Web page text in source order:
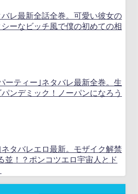
レ最新全話全巻。可愛い彼女の
ーなビッチ風で僕の初めての相
ーティー｣ネタバレ最新全巻。生
ンデミック！ノーパンになろう
タバレエロ最新。モザイク解禁
並！？ポンコツエロ宇宙人とド